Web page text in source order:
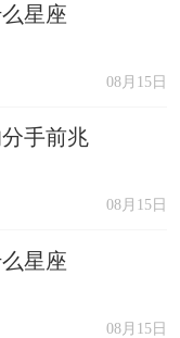
星座
08月15日
手前兆
08月15日
星座
08月15日